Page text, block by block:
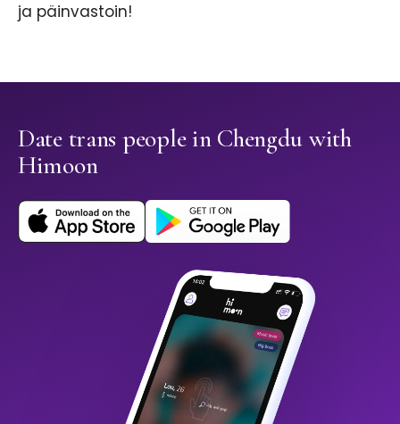
ja päinvastoin!
Date trans people in Chengdu with
Himoon